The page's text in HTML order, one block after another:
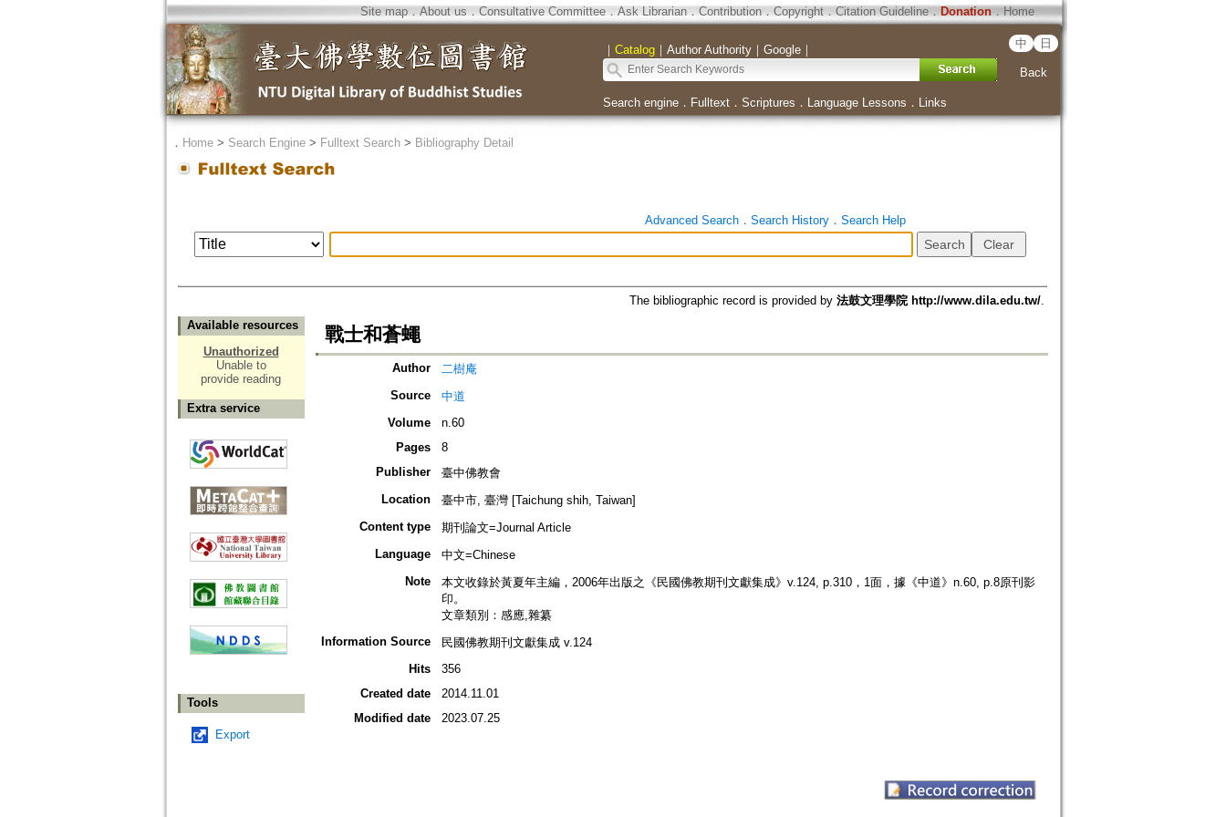
Site map．About us ． Consultative Committee． Ask Librarian． Contribution．Copyright．Citation Guideline． Donation．Home
｜ Catalog｜ Author Authority｜ Google｜ 中 日
Back
Search engine． Fulltext． Scriptures ． Language Lessons ． Links
． Home> Search Engine> Fulltext Search> Bibliography Detail
Advanced Search． Search History． Search Help
The bibliographic record is provided by 法鼓文理學院 http://www.dila.edu.tw/.
Available resources
Unauthorized
Unable to
provide reading
Extra service
Tools
Export
戰士和蒼蠅
Author
二樹庵
Source
中道
Volume
n.60
Pages
8
Publisher
臺中佛教會
Location
臺中市, 臺灣 [Taichung shih, Taiwan]
Content type
期刊論文=Journal Article
Language
中文=Chinese
Note
本文收錄於黃夏年主編，2006年出版之《民國佛教期刊文獻集成》v.124, p.310，1面，據《中道》n.60, p.8原刊影
印。
文章類別：感應,雜纂
Information Source
民國佛教期刊文獻集成 v.124
Hits
356
Created date
2014.11.01
Modified date
2023.07.25